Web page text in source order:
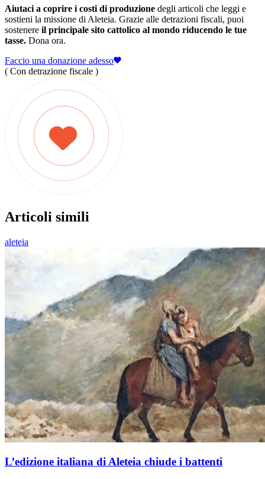
Aiutaci a coprire i costi di produzione degli articoli che leggi e
sostieni la missione di Aleteia. Grazie alle detrazioni fiscali, puoi
sostenere il principale sito cattolico al mondo riducendo le tue
tasse. Dona ora.
Faccio una donazione adesso
( Con detrazione fiscale )
Articoli simili
aleteia
L’edizione italiana di Aleteia chiude i battenti